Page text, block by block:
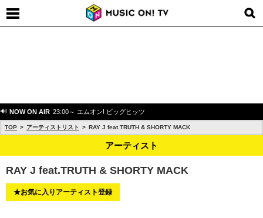
NOW ON AIR 23:00～ エムオン! ビッグヒッツ
TOP アーティストリスト RAY J feat.TRUTH & SHORTY MACK
アーティスト
RAY J feat.TRUTH & SHORTY MACK
★お気に入りアーティスト登録